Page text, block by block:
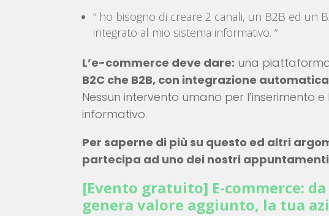
“ ho bisogno di creare 2 canali, un B2B ed
integrato al mio sistema informativo. “
L’e-commerce deve dare: una
B2C che B2B, con integrazione
Nessun intervento umano per l’inserimento
informativo.
Per saperne di più su questo ed altri
partecipa ad uno dei nostri
[Evento gratuito] E-commerce:
genera valore aggiunto, la tua